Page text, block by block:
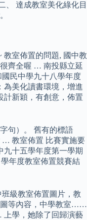
、 達成教室美化綠化目
教室佈置的問題, 國中教
齊全喔 … 南投縣立延
民中學九十八學年度
為美化讀書環境，增進
新穎，有創意，佈置
句）。 舊有的標語
… 教室佈置 比賽實施要
九十五學年度第一學期
年度教室佈置競賽結
級教室佈置圖片，教
圖等內容，中學教室……
學，她除了回歸演藝